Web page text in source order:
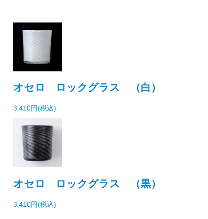
オセロ ロックグラス （白）
3,410円(税込)
オセロ ロックグラス （黒）
3,410円(税込)